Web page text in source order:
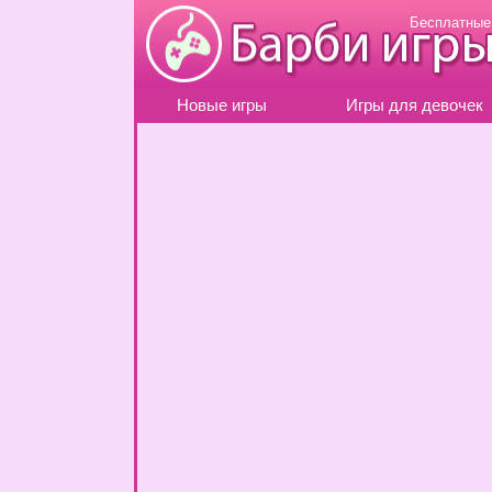
Новые игры Игры для девочек